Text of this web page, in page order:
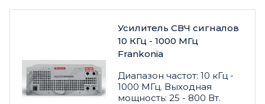
Усилитель СВЧ сигналов
10 КГц - 1000 МГц
Frankonia
Диапазон частот: 10 кГц -
1000 МГц. Выходная
мощность: 25 - 800 Вт.